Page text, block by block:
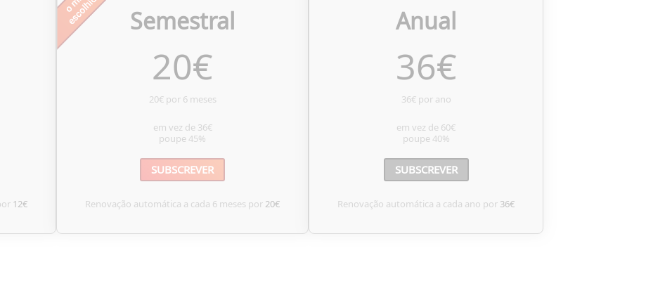
12€
Semestral
20€
20€ por 6 meses
em vez de 36€
poupe45%
SUBSCREVER
Renovação automática a cada 6 meses por20€
Anual
36€
36€ por ano
em vez de 60€
poupe40%
SUBSCREVER
Renovação automática a cada ano por36€